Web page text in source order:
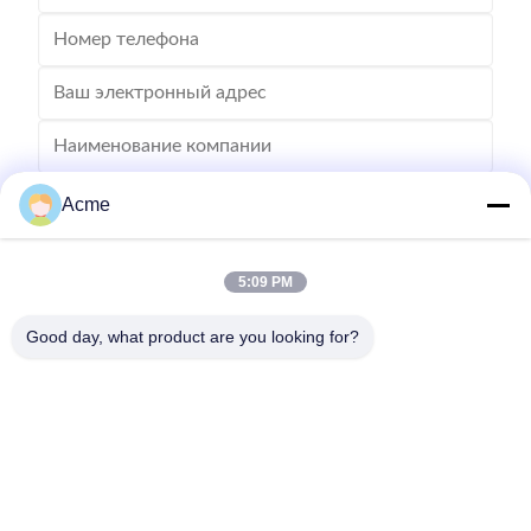
Отправьте
Acme
5:09 PM
Good day, what product are you looking for?